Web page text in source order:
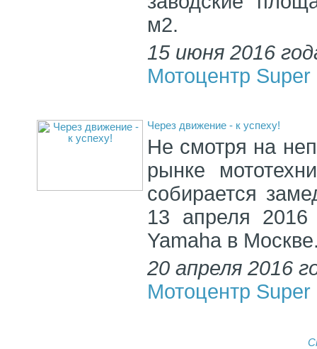
м2.
15 июня 2016
Мотоцентр Super
Через движение - к успеху!
Не смотря на
рынке
собирается
13 апреля
Yamaha в
20 апреля 2016
Мотоцентр Super